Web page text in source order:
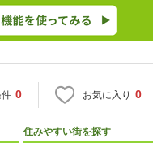
0 お気に入り 0
住みやすい街を探す